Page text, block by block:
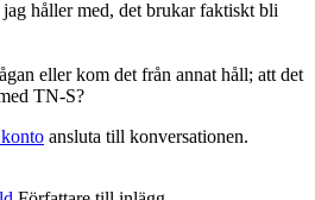
håller med, det brukar faktiskt bli
eller kom det från annat håll; att det
TN-S?
ansluta till konversationen.